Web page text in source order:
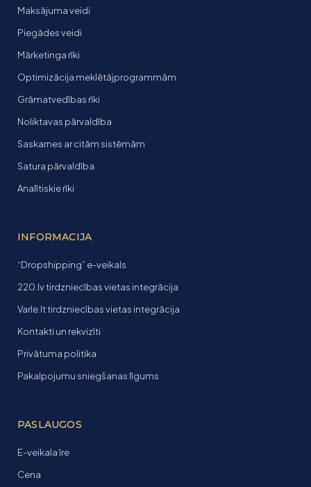
Maksājuma veidi
Piegādes veidi
Mārketinga rīki
Optimizācija meklētājprogrammām
Grāmatvedības rīki
Noliktavas pārvaldība
Saskarnes ar citām sistēmām
Satura pārvaldība
Analītiskie rīki
INFORMACIJA
“Dropshipping” e-veikals
220.lv tirdzniecības vietas integrācija
Varle.lt tirdzniecības vietas integrācija
Kontakti un rekvizīti
Privātuma politika
Pakalpojumu sniegšanas līgums
PASLAUGOS
E-veikala īre
Cena